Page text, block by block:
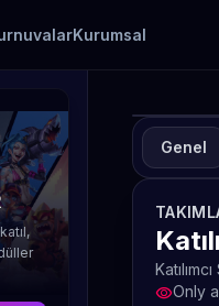
Kurumsal
Genel
Katılımcı
visibilityOnly